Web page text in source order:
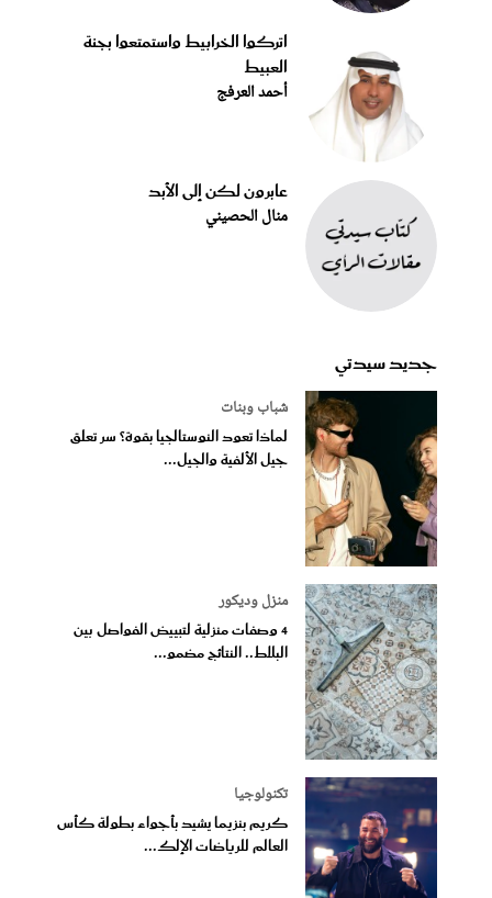
اتركوا الخرابيط واستمتعوا بجنة
العبيط
أحمد العرفج
عابرون لكن إلى الأبد
منال الحصيني
جديد سيدتي
شباب وبنات
لماذا تعود النوستالجيا بقوة؟ سر تعلق
جيل الألفية والجيل...
منزل وديكور
4 وصفات منزلية لتبييض الفواصل بين
البلاط.. النتائج مضمو...
تكنولوجيا
كريم بنزيما يشيد بأجواء بطولة كأس
العالم للرياضات الإلك...